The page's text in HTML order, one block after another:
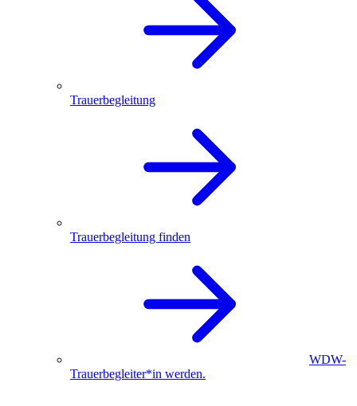
Trauerbegleitung
Trauerbegleitung finden
WDW-
Trauerbegleiter*in werden.